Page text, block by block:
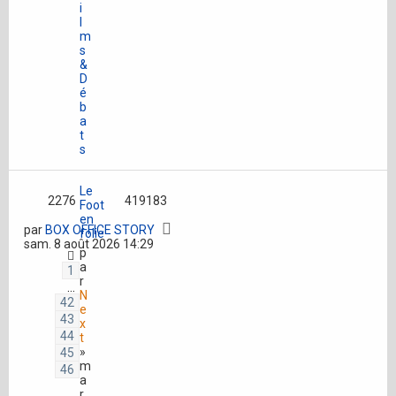
i
m
s
&
D
é
b
a
t
s
Le
Foot
en
folie
p
a
r
N
e
x
t
»
m
a
1
…
42
43
44
45
46
2276 419183
par BOX OFFICE STORY
sam. 8 août 2026 14:29